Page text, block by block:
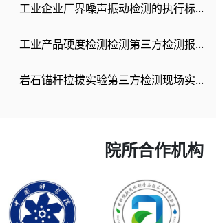
工业企业厂界噪声振动检测的执行标...
工业产品硬度检测检测第三方检测报...
岩石锚杆拉拔实验第三方检测现场实...
院所合作机构